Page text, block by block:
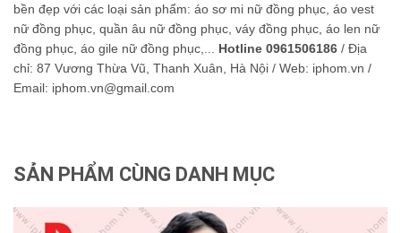
bền đẹp với các loại sản phẩm: áo sơ mi nữ đồng phục, áo vest
nữ đồng phục, quần âu nữ đồng phục, váy đồng phục, áo len nữ
đồng phục, áo gile nữ đồng phục,... Hotline 0961506186 / Địa
chỉ: 87 Vương Thừa Vũ, Thanh Xuân, Hà Nội / Web: iphom.vn /
Email: iphom.vn@gmail.com
SẢN PHẨM CÙNG DANH MỤC